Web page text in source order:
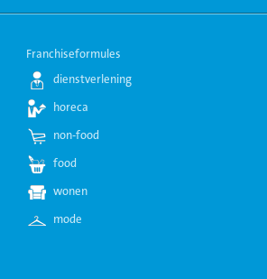
Franchiseformules
dienstverlening
horeca
non-food
food
wonen
mode